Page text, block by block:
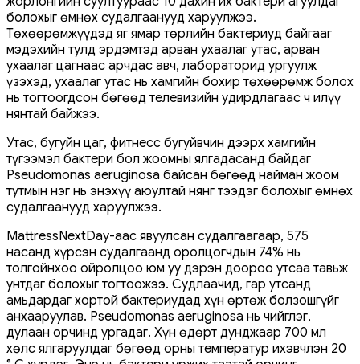
болохыг өмнөх судалгаанууд харуулжээ.
Төхөөрөмжүүдэд яг ямар төрлийн бактериуд байгааг
мэдэхийн тулд эрдэмтэд арван ухаалаг утас, арван
ухаалаг цагнаас арчдас авч, лабораторид ургуулж
үзэхэд, ухаалаг утас нь хамгийн бохир төхөөрөмж болох
нь тогтоогдсон бөгөөд телевизийн удирдлагаас ч илүү
нянтай байжээ.
Утас, бугуйн цаг, фитнесс бугуйвчин дээрх хамгийн
түгээмэл бактери бол жоомны ялгадасанд байдаг
Pseudomonas aeruginosa байсан бөгөөд найман жоом
тутмын нэг нь энэхүү аюултай нянг тээдэг болохыг өмнөх
судалгаанууд харуулжээ.
MattressNextDay-аас явуулсан судалгаагаар, 575
насанд хүрсэн судалгаанд оролцогчдын 74% нь
толгойнхоо ойролцоо юм уу дэрэн доороо утсаа тавьж
унтдаг болохыг тогтоожээ. Судлаачид, гар утсанд
амьдардаг хортой бактериудад хүн өртөж болзошгүйг
анхааруулав. Pseudomonas aeruginosa нь чийглэг,
дулаан орчинд ургадаг. Хүн өдөрт дунджаар 700 мл
хөлс ялгаруулдаг бөгөөд орны температур ихэвчлэн 20